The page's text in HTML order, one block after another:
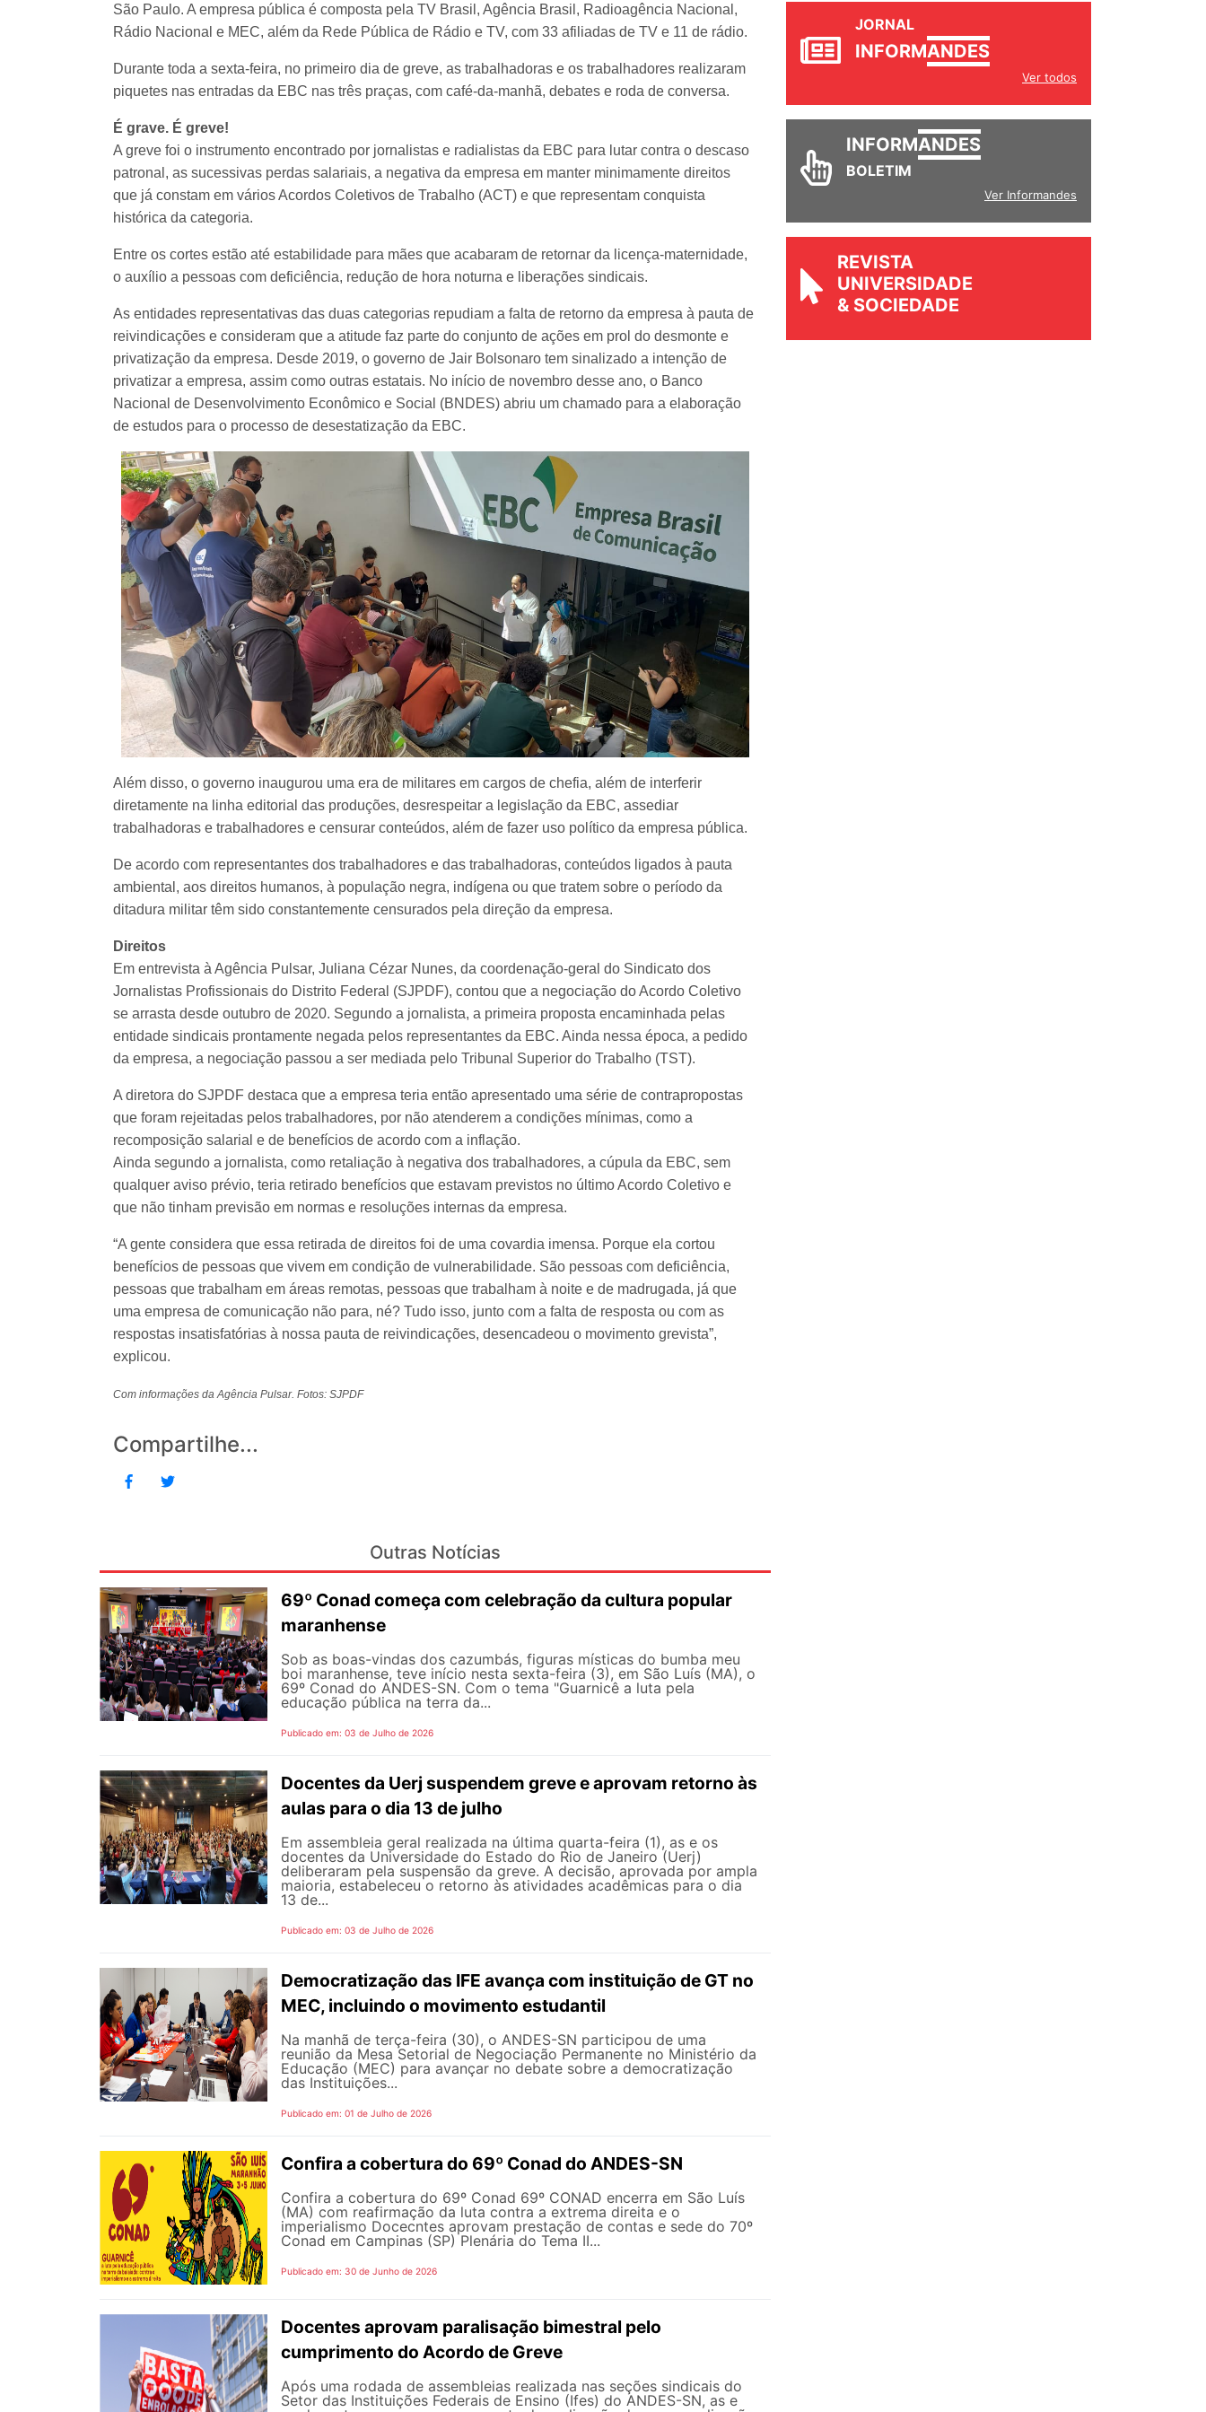
São Paulo. A empresa pública é composta pela TV Brasil, Agência Brasil, Radioagência Nacional,
Rádio Nacional e MEC, além da Rede Pública de Rádio e TV, com 33 afiliadas de TV e 11 de rádio.
Durante toda a sexta-feira, no primeiro dia de greve, as trabalhadoras e os trabalhadores realizaram
piquetes nas entradas da EBC nas três praças, com café-da-manhã, debates e roda de conversa.
É grave. É greve!
A greve foi o instrumento encontrado por jornalistas e radialistas da EBC para lutar contra o descaso
patronal, as sucessivas perdas salariais, a negativa da empresa em manter minimamente direitos
que já constam em vários Acordos Coletivos de Trabalho (ACT) e que representam conquista
histórica da categoria.
Entre os cortes estão até estabilidade para mães que acabaram de retornar da licença-maternidade,
o auxílio a pessoas com deficiência, redução de hora noturna e liberações sindicais.
As entidades representativas das duas categorias repudiam a falta de retorno da empresa à pauta de
reivindicações e consideram que a atitude faz parte do conjunto de ações em prol do desmonte e
privatização da empresa. Desde 2019, o governo de Jair Bolsonaro tem sinalizado a intenção de
privatizar a empresa, assim como outras estatais. No início de novembro desse ano, o Banco
Nacional de Desenvolvimento Econômico e Social (BNDES) abriu um chamado para a elaboração
de estudos para o processo de desestatização da EBC.
Além disso, o governo inaugurou uma era de militares em cargos de chefia, além de interferir
diretamente na linha editorial das produções, desrespeitar a legislação da EBC, assediar
trabalhadoras e trabalhadores e censurar conteúdos, além de fazer uso político da empresa pública.
De acordo com representantes dos trabalhadores e das trabalhadoras, conteúdos ligados à pauta
ambiental, aos direitos humanos, à população negra, indígena ou que tratem sobre o período da
ditadura militar têm sido constantemente censurados pela direção da empresa.
Direitos
Em entrevista à Agência Pulsar, Juliana Cézar Nunes, da coordenação-geral do Sindicato dos
Jornalistas Profissionais do Distrito Federal (SJPDF), contou que a negociação do Acordo Coletivo
se arrasta desde outubro de 2020. Segundo a jornalista, a primeira proposta encaminhada pelas
entidade sindicais prontamente negada pelos representantes da EBC. Ainda nessa época, a pedido
da empresa, a negociação passou a ser mediada pelo Tribunal Superior do Trabalho (TST).
A diretora do SJPDF destaca que a empresa teria então apresentado uma série de contrapropostas
que foram rejeitadas pelos trabalhadores, por não atenderem a condições mínimas, como a
recomposição salarial e de benefícios de acordo com a inflação.
Ainda segundo a jornalista, como retaliação à negativa dos trabalhadores, a cúpula da EBC, sem
qualquer aviso prévio, teria retirado benefícios que estavam previstos no último Acordo Coletivo e
que não tinham previsão em normas e resoluções internas da empresa.
“A gente considera que essa retirada de direitos foi de uma covardia imensa. Porque ela cortou
benefícios de pessoas que vivem em condição de vulnerabilidade. São pessoas com deficiência,
pessoas que trabalham em áreas remotas, pessoas que trabalham à noite e de madrugada, já que
uma empresa de comunicação não para, né? Tudo isso, junto com a falta de resposta ou com as
respostas insatisfatórias à nossa pauta de reivindicações, desencadeou o movimento grevista”,
explicou.
Com informações da Agência Pulsar. Fotos: SJPDF
Compartilhe...
Outras Notícias
69º Conad começa com celebração da cultura popular
maranhense
Sob as boas-vindas dos cazumbás, figuras místicas do bumba meu
boi maranhense, teve início nesta sexta-feira (3), em São Luís (MA), o
69º Conad do ANDES-SN. Com o tema "Guarnicê a luta pela
educação pública na terra da...
Publicado em: 03 de Julho de 2026
Docentes da Uerj suspendem greve e aprovam retorno às
aulas para o dia 13 de julho
Em assembleia geral realizada na última quarta-feira (1), as e os
docentes da Universidade do Estado do Rio de Janeiro (Uerj)
deliberaram pela suspensão da greve. A decisão, aprovada por ampla
maioria, estabeleceu o retorno às atividades acadêmicas para o dia
13 de...
Publicado em: 03 de Julho de 2026
Democratização das IFE avança com instituição de GT no
MEC, incluindo o movimento estudantil
Na manhã de terça-feira (30), o ANDES-SN participou de uma
reunião da Mesa Setorial de Negociação Permanente no Ministério da
Educação (MEC) para avançar no debate sobre a democratização
das Instituições...
Publicado em: 01 de Julho de 2026
Confira a cobertura do 69º Conad do ANDES-SN
Confira a cobertura do 69º Conad 69º CONAD encerra em São Luís
(MA) com reafirmação da luta contra a extrema direita e o
imperialismo Docecntes aprovam prestação de contas e sede do 70º
Conad em Campinas (SP) Plenária do Tema II...
Publicado em: 30 de Junho de 2026
Docentes aprovam paralisação bimestral pelo
cumprimento do Acordo de Greve
Após uma rodada de assembleias realizada nas seções sindicais do
Setor das Instituições Federais de Ensino (Ifes) do ANDES-SN, as e
JORNAL
Ver todos
INFORM
Ver Informandes
REVISTA
UNIVERSIDADE